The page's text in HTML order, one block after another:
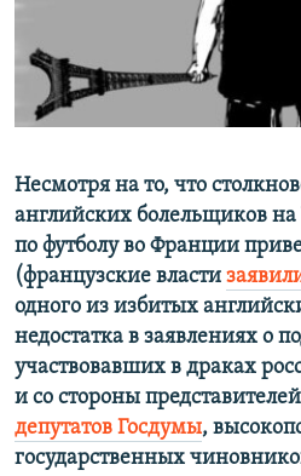
ПОБЕДИТЕЛЕЙ НЕ СУДЯТ?
КРЫМ.НЕПОКОРЕННЫЙ
ELIFBE
Все сайты RFE/RL
Несмотря на то, что
английских болельщиков
по футболу во Франции
(французские власти
одного из избитых
недостатка в заявлениях о
участвовавших в драках
и со стороны
депутатов Госдумы,
государственных